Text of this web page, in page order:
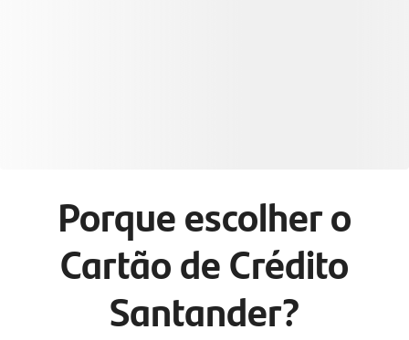
Porque escolher o
Cartão de Crédito
Santander?